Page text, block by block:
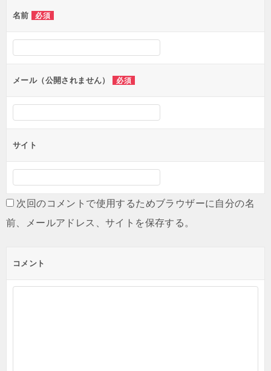
ー
シ
ョ
ン
名前 必須
メール（公開されません） 必須
サイト
次回のコメントで使用するためブラウザーに自分の名
前、メールアドレス、サイトを保存する。
コメント